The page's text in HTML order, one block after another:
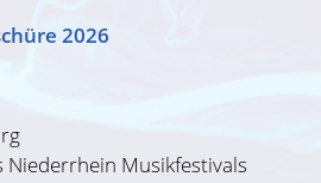
2026
Niederrhein Musikfestivals